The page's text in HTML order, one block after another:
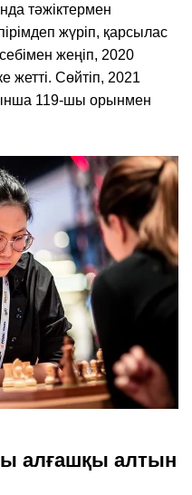
тәжіктермен
жүріп, қарсылас
жеңіп, 2020
жетті. Сөйтіп, 2021
119-шы орынмен
алғашқы алтын